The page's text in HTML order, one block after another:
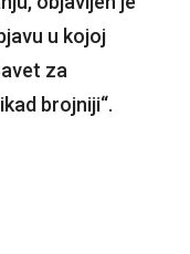
u kojoj
za
brojniji“.